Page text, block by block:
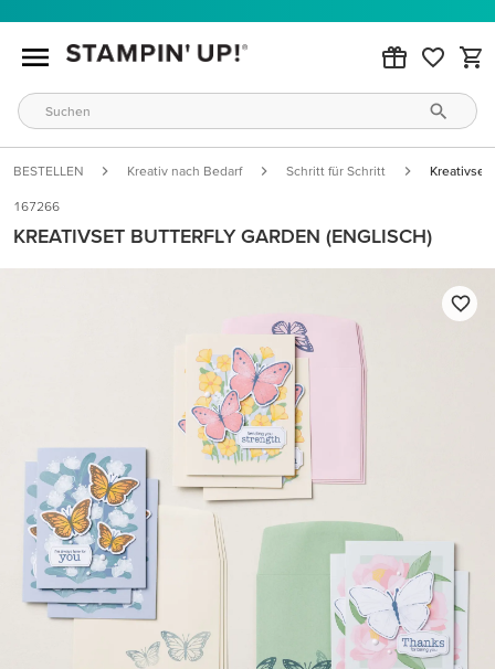
BESTELLEN Kreativ nach Bedarf Schritt für Schritt Kreativset
167266
KREATIVSET BUTTERFLY GARDEN (ENGLISCH)